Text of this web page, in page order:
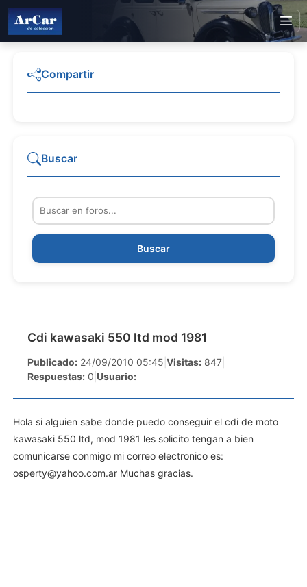
Cdi kawasaki 550 ltd mod 1981
Publicado: 24/09/2010 05:45 Visitas: 847
Respuestas: 0 Usuario:
Hola si alguien sabe donde puedo conseguir el cdi de moto
kawasaki 550 ltd, mod 1981 les solicito tengan a bien
comunicarse conmigo mi correo electronico es:
osperty@yahoo.com.ar Muchas gracias.
Compartir
Buscar
Buscar